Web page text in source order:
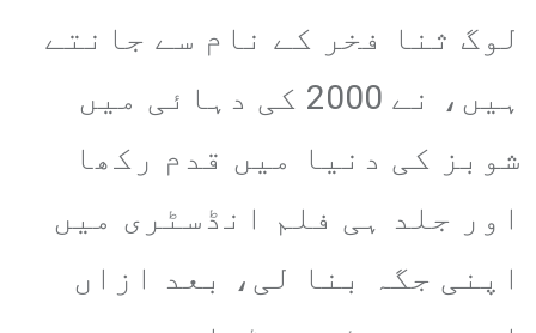
لوگ ثنا فخر کے نام سے جانتے
ہیں، نے 2000 کی دہائی میں
شوبز کی دنیا میں قدم رکھا
اور جلد ہی فلم انڈسٹری میں
اپنی جگہ بنا لی، بعد ازاں